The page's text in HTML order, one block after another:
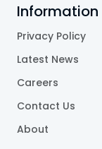
Information
Privacy Policy
Latest News
Careers
Contact Us
About